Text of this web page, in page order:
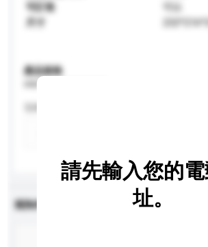
可訂造
可以
產品規格
查詢內容
請先輸入您的
址。